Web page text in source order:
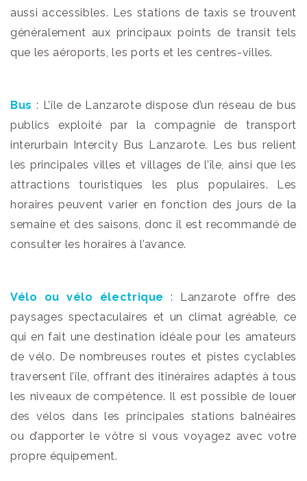
aussi accessibles. Les stations de taxis se trouvent
généralement aux principaux points de transit tels
que les aéroports, les ports et les centres-villes.
Bus : L’île de Lanzarote dispose d’un réseau de bus
publics exploité par la compagnie de transport
interurbain Intercity Bus Lanzarote. Les bus relient
les principales villes et villages de l’île, ainsi que les
attractions touristiques les plus populaires. Les
horaires peuvent varier en fonction des jours de la
semaine et des saisons, donc il est recommandé de
consulter les horaires à l’avance.
Vélo ou vélo électrique
: Lanzarote offre des
paysages spectaculaires et un climat agréable, ce
qui en fait une destination idéale pour les amateurs
de vélo. De nombreuses routes et pistes cyclables
traversent l’île, offrant des itinéraires adaptés à tous
les niveaux de compétence. Il est possible de louer
des vélos dans les principales stations balnéaires
ou d’apporter le vôtre si vous voyagez avec votre
propre équipement.